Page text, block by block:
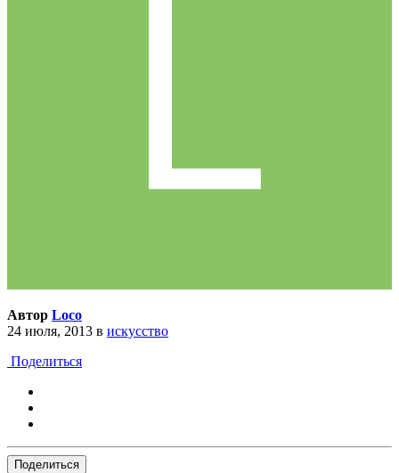
Автор Loco
24 июля, 2013 в искусство
Поделиться
Поделиться